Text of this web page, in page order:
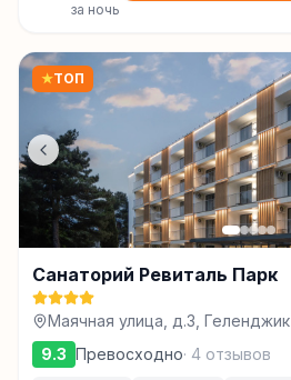
за ночь
★ТОП
Санаторий Ревиталь Парк
Маячная улица, д.3, Геленджик
9.3 Превосходно· 4 отзывов